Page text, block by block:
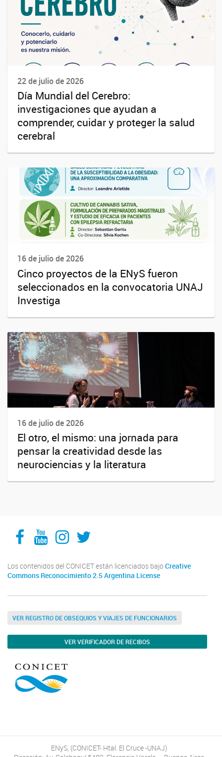
22 de julio de 2026
Día Mundial del Cerebro:
investigaciones que ayudan a
comprender, cuidar y proteger la salud
cerebral
16 de julio de 2026
Cinco proyectos de la ENyS fueron
seleccionados en la convocatoria UNAJ
Investiga
16 de julio de 2026
El otro, el mismo: una jornada para
pensar la creatividad desde las
neurociencias y la literatura
Facebook
YouTube
Instagram
Twitter
Los contenidos del CONICET están licenciados bajo Creative
Commons Reconocimiento 2.5 Argentina License
VER REGISTRO DE OBSEQUIOS Y VIAJES DE FUNCIONARIOS
VER VERIFICADOR DE RECIBOS
ENyS, (CONICET- Htal. El Cruce -UNAJ)